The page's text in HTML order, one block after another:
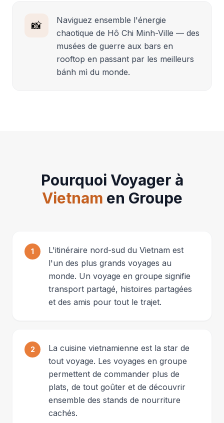
📸
Naviguez ensemble l'énergie
chaotique de Hô Chi Minh-Ville — des
musées de guerre aux bars en
rooftop en passant par les meilleurs
bánh mì du monde.
Pourquoi Voyager à
Vietnam en Groupe
1
L'itinéraire nord-sud du Vietnam est
l'un des plus grands voyages au
monde. Un voyage en groupe signifie
transport partagé, histoires partagées
et des amis pour tout le trajet.
2
La cuisine vietnamienne est la star de
tout voyage. Les voyages en groupe
permettent de commander plus de
plats, de tout goûter et de découvrir
ensemble des stands de nourriture
cachés.